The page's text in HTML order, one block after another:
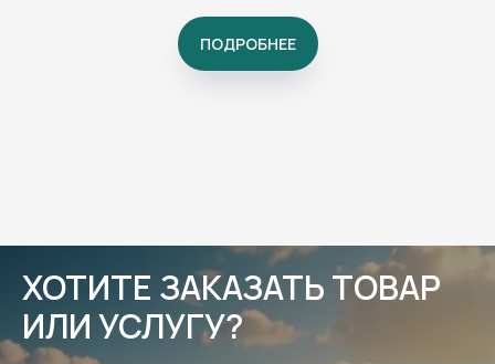
ПОДРОБНЕЕ
ХОТИТЕ ЗАКАЗАТЬ ТОВАР
ИЛИ УСЛУГУ?